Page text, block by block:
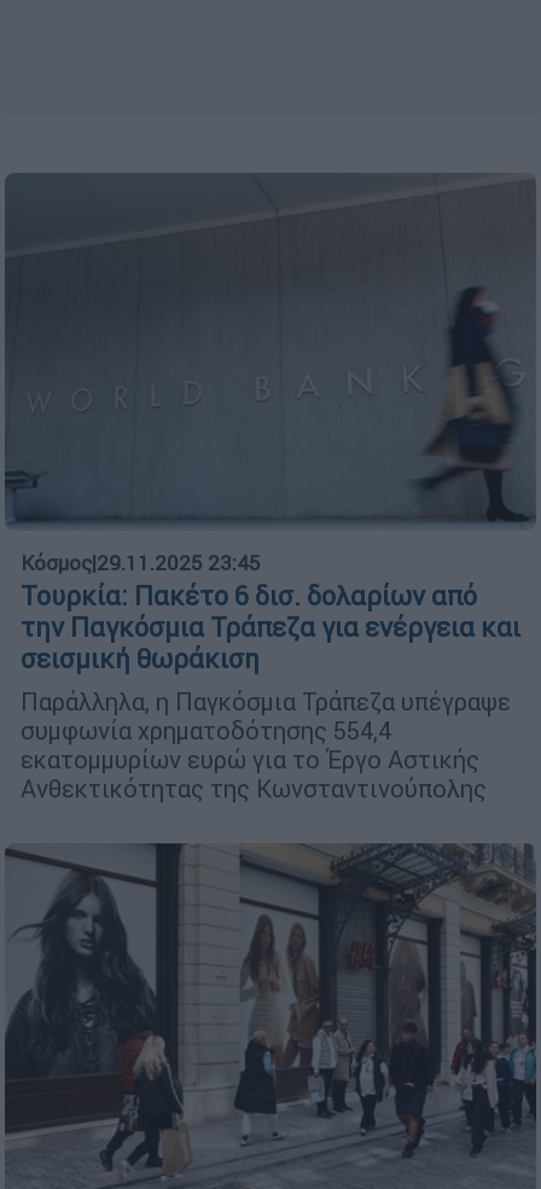
Κόσμος|29.11.2025 23:45
Τουρκία: Πακέτο 6 δισ. δολαρίων από
την Παγκόσμια Τράπεζα για ενέργεια και
σεισμική θωράκιση
Παράλληλα, η Παγκόσμια Τράπεζα υπέγραψε
συμφωνία χρηματοδότησης 554,4
εκατομμυρίων ευρώ για το Έργο Αστικής
Ανθεκτικότητας της Κωνσταντινούπολης